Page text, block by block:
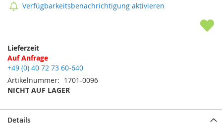
Verfügbarkeitsbenachrichtigung aktivieren
Lieferzeit
Auf Anfrage
+49 (0) 40 72 73 60-640
Artikelnummer
1701-0096
NICHT AUF LAGER
Details